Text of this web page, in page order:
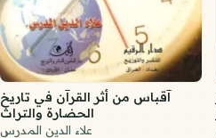
آقباس من أثر القرآن في تاريخ
الحضارة والتراث
علاء الدين المدرس